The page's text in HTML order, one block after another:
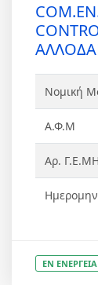
Νομική
Α.Φ.Μ
Αρ.
ΕΝ ΕΝΕΡΓΕΙΑ